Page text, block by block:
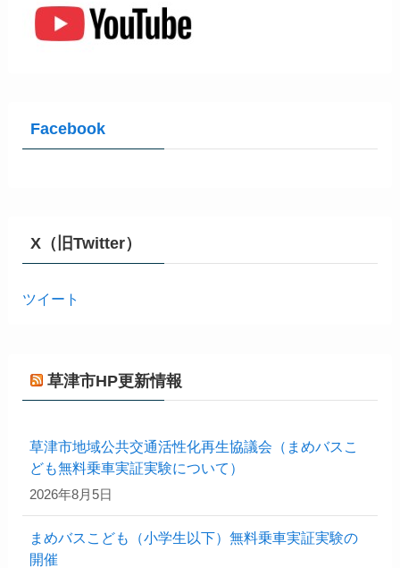
Facebook
X（旧Twitter）
ツイート
草津市HP更新情報
草津市地域公共交通活性化再生協議会（まめバスこ
ども無料乗車実証実験について）
2026年8月5日
まめバスこども（小学生以下）無料乗車実証実験の
開催